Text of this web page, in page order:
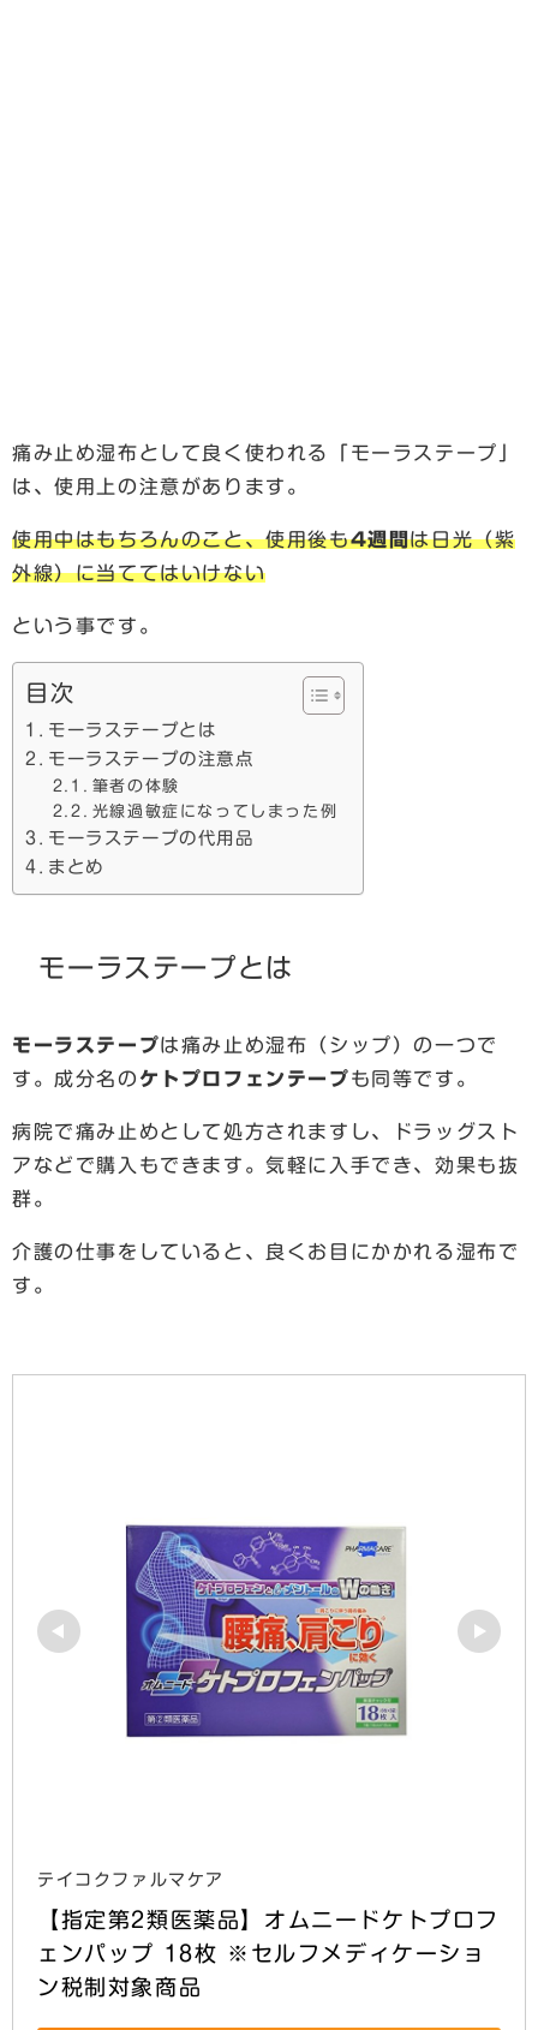
痛み止め湿布として良く使われる「モーラステープ」
は、使用上の注意があります。
使用中はもちろんのこと、使用後も4週間は日光（紫
外線）に当ててはいけない
という事です。
目次
モーラステープとは
モーラステープの注意点
筆者の体験
光線過敏症になってしまった例
モーラステープの代用品
まとめ
モーラステープとは
モーラステープは痛み止め湿布（シップ）の一つで
す。成分名の ケトプロフェンテープも同等です。
病院で痛み止めとして処方されますし、ドラッグスト
アなどで購入もできます。気軽に入手でき、効果も抜
群。
介護の仕事をしていると、良くお目にかかれる湿布で
す。
テイコクファルマケア
【指定第2類医薬品】オムニードケトプロフ
ェンパップ 18枚 ※セルフメディケーショ
ン税制対象商品